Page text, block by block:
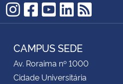
Instagram
Facebook
YouTube
LinkedIn
RSS
CAMPUS SEDE
Av. Roraima nº 1000
Cidade Universitária